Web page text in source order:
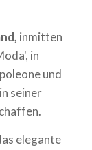
inmitten
in
und
seiner
elegante